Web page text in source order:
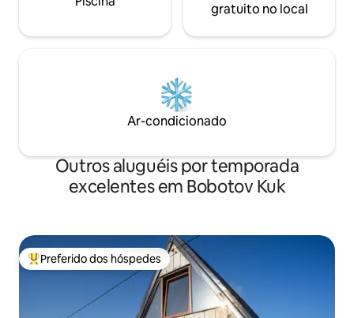
gratuito no local
Ar-condicionado
Outros aluguéis por temporada
excelentes em Bobotov Kuk
Entre os melhores preferidos dos hóspedes
Preferido dos hóspedes